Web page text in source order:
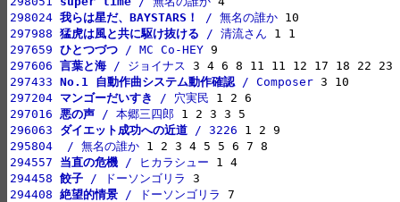
298024 我らは星だ、BAYSTARS！ / 無名の誰か
297988 猛虎は風と共に駆け抜ける / 清流さん
297659 ひとつづつ / MC Co-HEY
297606 言葉と海 / ジョイナス
297433 No.1 自動作曲システム動作確認 / Composer
297204 マンゴーだいすき / 穴実民
297016 悪の声 / 本郷三四郎
296063 ダイエット成功への近道 / 3226
295804
/ 無名の誰か
294557 当直の危機 / ヒカラシュー
294458 餃子 / ドーソンゴリラ
294408 絶望的情景 / ドーソンゴリラ